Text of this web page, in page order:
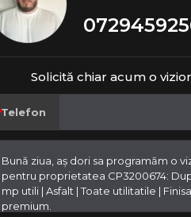
Solicită chiar acum o
Telefon